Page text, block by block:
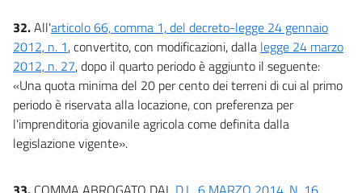
32.All'articolo 66, comma 1, del decreto-legge 24 gennaio
2012, n. 1, convertito, con modificazioni, dalla legge 24 marzo
2012, n. 27, dopo il quarto periodo è aggiunto il seguente:
«Una quota minima del 20 per cento dei terreni di cui al primo
periodo è riservata alla locazione, con preferenza per
l'imprenditoria giovanile agricola come definita dalla
legislazione vigente».